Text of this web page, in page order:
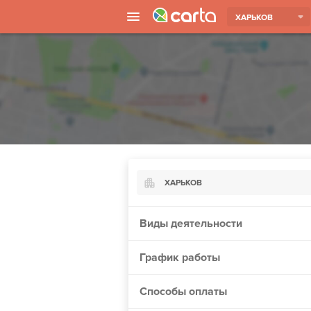
ХАРЬКОВ
ХАРЬКОВ
Борисполь
Виды деятельности
График работы
Способы оплаты